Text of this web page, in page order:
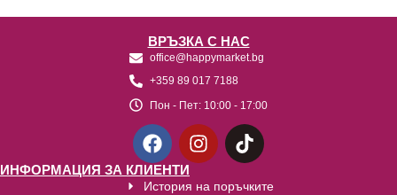
ВРЪЗКА С НАС
office@happymarket.bg
+359 89 017 7188
Пон - Пет: 10:00 - 17:00
ИНФОРМАЦИЯ ЗА КЛИЕНТИ
История на поръчките